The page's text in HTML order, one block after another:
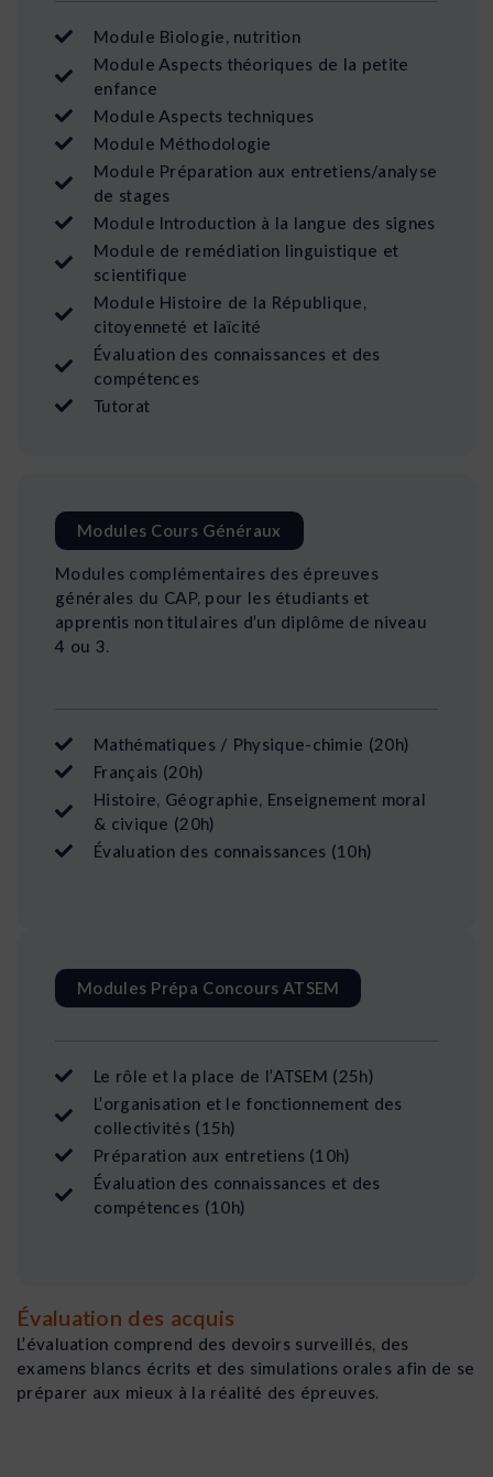
Module Biologie, nutrition
Module Aspects théoriques de la petite
enfance
Module Aspects techniques
Module Méthodologie
Module Préparation aux entretiens/analyse
de stages
Module Introduction à la langue des signes
Module de remédiation linguistique et
scientifique
Module Histoire de la République,
citoyenneté et laïcité
Évaluation des connaissances et des
compétences
Tutorat
Modules Cours Généraux
Modules complémentaires des épreuves
générales du CAP, pour les étudiants et
apprentis non titulaires d’un diplôme de niveau
4 ou 3.
Mathématiques / Physique-chimie (20h)
Français (20h)
Histoire, Géographie, Enseignement moral
& civique (20h)
Évaluation des connaissances (10h)
Modules Prépa Concours ATSEM
Le rôle et la place de l’ATSEM (25h)
L’organisation et le fonctionnement des
collectivités (15h)
Préparation aux entretiens (10h)
Évaluation des connaissances et des
compétences (10h)
Évaluation des acquis
L’évaluation comprend des devoirs surveillés, des
examens blancs écrits et des simulations orales afin de se
préparer aux mieux à la réalité des épreuves.